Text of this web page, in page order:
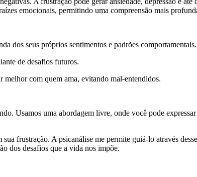
emocionais, permitindo uma compreensão mais
dos seus próprios sentimentos e padrões comportamentais.
de desafios futuros.
melhor com quem ama, evitando mal-entendidos.
Usamos uma abordagem livre, onde você pode
frustração. A psicanálise me permite guiá-lo através
dos desafios que a vida nos impõe.